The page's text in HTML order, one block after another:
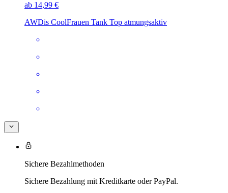
ab 14,99 €
AWDis CoolFrauen Tank Top atmungsaktiv
Sichere Bezahlmethoden
Sichere Bezahlung mit Kreditkarte oder PayPal.